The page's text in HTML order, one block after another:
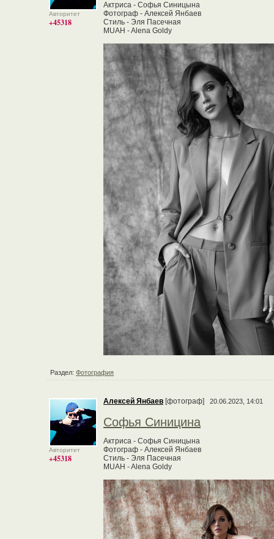
Авторитет
+45318
Актриса - Софья Синицына
Фотограф - Алексей Янбаев
Стиль - Эля Пасечная
MUAH - Alena Goldy
Раздел: Фотография
Авторитет
+45318
Алексей Янбаев [фотограф] 20.06.2023, 14:01
Софья Синицина
Актриса - Софья Синицына
Фотограф - Алексей Янбаев
Стиль - Эля Пасечная
MUAH - Alena Goldy